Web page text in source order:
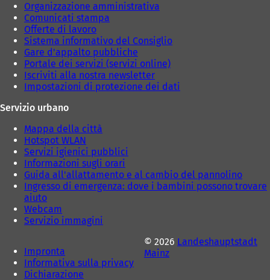
Organizzazione amministrativa
Comunicati stampa
Offerte di lavoro
Sistema informativo del Consiglio
Gare d'appalto pubbliche
Portale dei servizi (servizi online)
Iscriviti alla nostra newsletter
Impostazioni di protezione dei dati
Servizio urbano
Mappa della città
Hotspot WLAN
Servizi igienici pubblici
Informazioni sugli orari
Guida all'allattamento e al cambio del pannolino
Ingresso di emergenza: dove i bambini possono trovare
aiuto
Webcam
Servizio immagini
Impronta
Informativa sulla privacy
Dichiarazione
© 2026 Landeshauptstadt
Mainz